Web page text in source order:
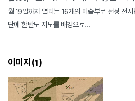
월 19일까지 열리는 16개의 미술부문 선정 전
단에 한반도 지도를 배경으로...
이미지(1)